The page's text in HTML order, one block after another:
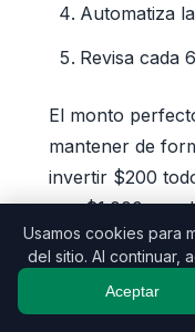
Automatiza
Revisa cada
El monto
mantener de
invertir $200
que $1.000 por
Proximos pasos:
en Monely y
Usamos cookies para
del sitio. Al continuar,
Aceptar